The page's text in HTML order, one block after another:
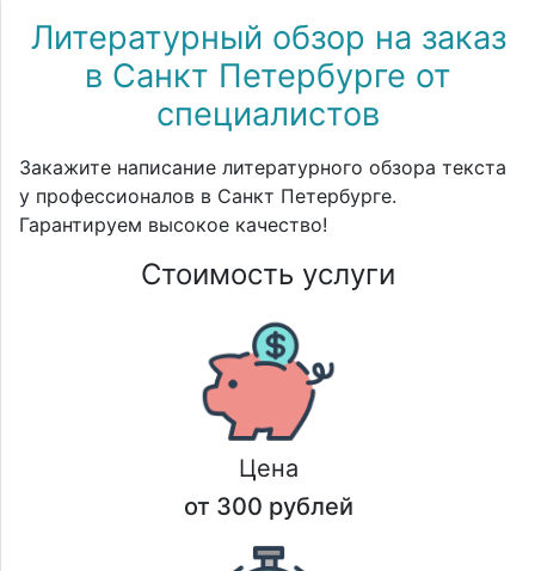
Литературный обзор на заказ
в Санкт Петербурге от
специалистов
Закажите написание литературного обзора текста
у профессионалов в Санкт Петербурге.
Гарантируем высокое качество!
Стоимость услуги
Цена
от 300 рублей